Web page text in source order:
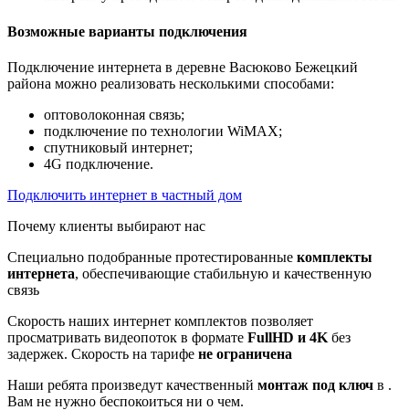
Возможные варианты подключения
Подключение интернета в деревне Васюково Бежецкий
района можно реализовать несколькими способами:
оптоволоконная связь;
подключение по технологии WiMAX;
спутниковый интернет;
4G подключение.
Подключить интернет в частный дом
Почему клиенты выбирают нас
Специально подобранные протестированные комплекты
интернета, обеспечивающие стабильную и качественную
связь
Скорость наших интернет комплектов позволяет
просматривать видеопоток в формате FullHD и 4K без
задержек. Скорость на тарифе не ограничена
Наши ребята произведут качественный монтаж под ключ в .
Вам не нужно беспокоиться ни о чем.